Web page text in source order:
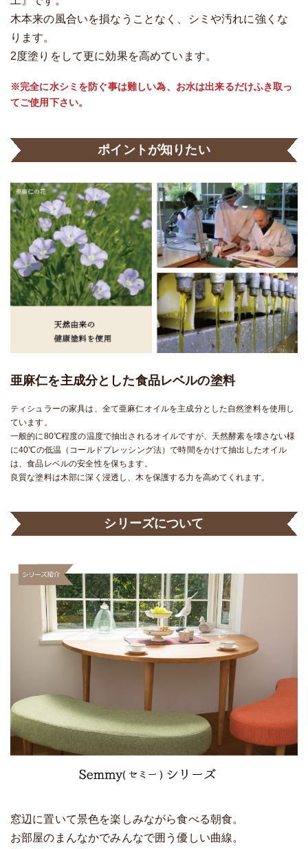
木本来の風合いを損なうことなく、シミや汚れに強くな
ります。
2度塗りをして更に効果を高めています。
※完全に水シミを防ぐ事は難しい為、お水は出来るだけふき取っ
てご使用下さい。
ポイントが知りたい
亜麻仁を主成分とした食品レベルの塗料
ティシュラーの家具は、全て亜麻仁オイルを主成分とした自然塗料を使用し
ています。
一般的に80℃程度の温度で抽出されるオイルですが、天然酵素を壊さない様
に40℃の低温（コールドプレッシング法）で時間をかけて抽出したオイル
は、食品レベルの安全性を保ちます。
良質な塗料は木部に深く浸透し、木を保護する力を高めてくれます。
シリーズについて
窓辺に置いて景色を楽しみながら食べる朝食。
お部屋のまんなかでみんなで囲う優しい曲線。